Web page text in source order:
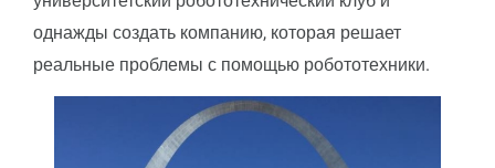
однажды создать компанию, которая решает
реальные проблемы с помощью робототехники.